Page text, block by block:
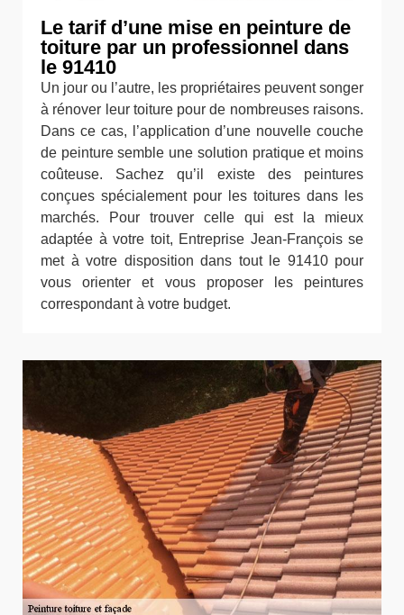
Le tarif d’une mise en peinture de
toiture par un professionnel dans
le 91410
Un jour ou l’autre, les propriétaires peuvent songer
à rénover leur toiture pour de nombreuses raisons.
Dans ce cas, l’application d’une nouvelle couche
de peinture semble une solution pratique et moins
coûteuse. Sachez qu’il existe des peintures
conçues spécialement pour les toitures dans les
marchés. Pour trouver celle qui est la mieux
adaptée à votre toit, Entreprise Jean-François se
met à votre disposition dans tout le 91410 pour
vous orienter et vous proposer les peintures
correspondant à votre budget.